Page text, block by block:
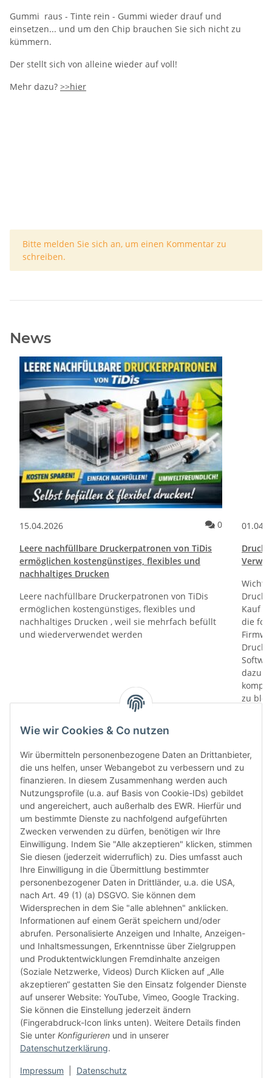
Gummi raus - Tinte rein - Gummi wieder drauf und
einsetzen... und um den Chip brauchen Sie sich nicht zu
kümmern.
Der stellt sich von alleine wieder auf voll!
Mehr dazu? >>hier
x
Bitte melden Sie sich an, um einen Kommentar zu
schreiben.
News
15.04.2026 Kommentare
0
Leere nachfüllbare Druckerpatronen von TiDis
ermöglichen kostengünstiges, flexibles und
nachhaltiges Drucken
Leere nachfüllbare Druckerpatronen von TiDis
ermöglichen kostengünstiges, flexibles und
nachhaltiges Drucken , weil sie mehrfach befüllt
und wiederverwendet werden
Weiter
Kauf
die
dazu
zu
„6-
das
dass
Wie wir Cookies & Co nutzen
Wir übermitteln personenbezogene Daten an Drittanbieter,
die uns helfen, unser Webangebot zu verbessern und zu
finanzieren. In diesem Zusammenhang werden auch
Nutzungsprofile (u.a. auf Basis von Cookie-IDs) gebildet
und angereichert, auch außerhalb des EWR. Hierfür und
um bestimmte Dienste zu nachfolgend aufgeführten
Zwecken verwenden zu dürfen, benötigen wir Ihre
Einwilligung. Indem Sie "Alle akzeptieren" klicken, stimmen
Sie diesen (jederzeit widerruflich) zu. Dies umfasst auch
Ihre Einwilligung in die Übermittlung bestimmter
personenbezogener Daten in Drittländer, u.a. die USA,
nach Art. 49 (1) (a) DSGVO. Sie können dem
Widersprechen in dem Sie "alle ablehnen" anklicken.
Informationen auf einem Gerät speichern und/oder
abrufen. Personalisierte Anzeigen und Inhalte, Anzeigen-
und Inhaltsmessungen, Erkenntnisse über Zielgruppen
und Produktentwicklungen Fremdinhalte anzeigen
(Soziale Netzwerke, Videos) Durch Klicken auf „Alle
akzeptieren“ gestatten Sie den Einsatz folgender Dienste
auf unserer Website: YouTube, Vimeo, Google Tracking.
Sie können die Einstellung jederzeit ändern
(Fingerabdruck-Icon links unten). Weitere Details finden
Sie unter Konfigurieren und in unserer
Datenschutzerklärung.
Impressum Datenschutz